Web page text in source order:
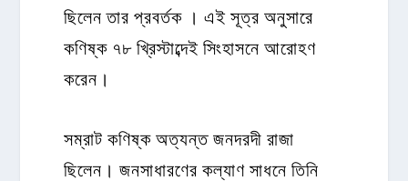
ছিলেন তার প্রবর্তক । এই সূত্র অনুসারে
কণিষ্ক ৭৮ খ্রিস্টাব্দেই সিংহাসনে আরোহণ
করেন।
সম্রাট কণিষ্ক অত্যন্ত জনদরদী রাজা
ছিলেন। জনসাধারণের কল্যাণ সাধনে তিনি